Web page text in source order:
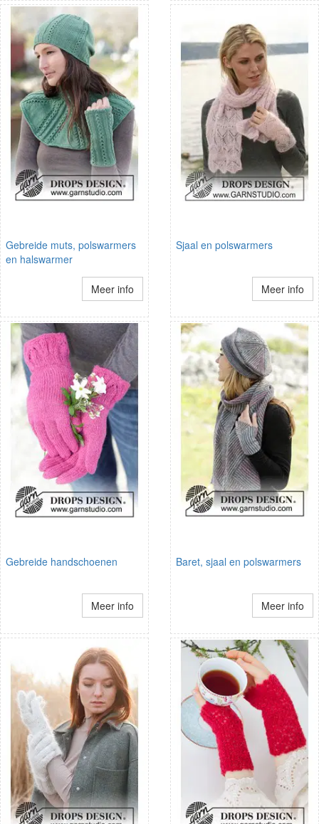
Gebreide muts, polswarmers
en halswarmer
Meer info
Sjaal en polswarmers
Meer info
Gebreide handschoenen
Meer info
Baret, sjaal en polswarmers
Meer info